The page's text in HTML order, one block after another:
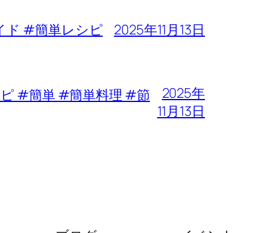
#簡単レシピ 2025年11月13日
#簡単 #簡単料理 #節
2025年
11月13日